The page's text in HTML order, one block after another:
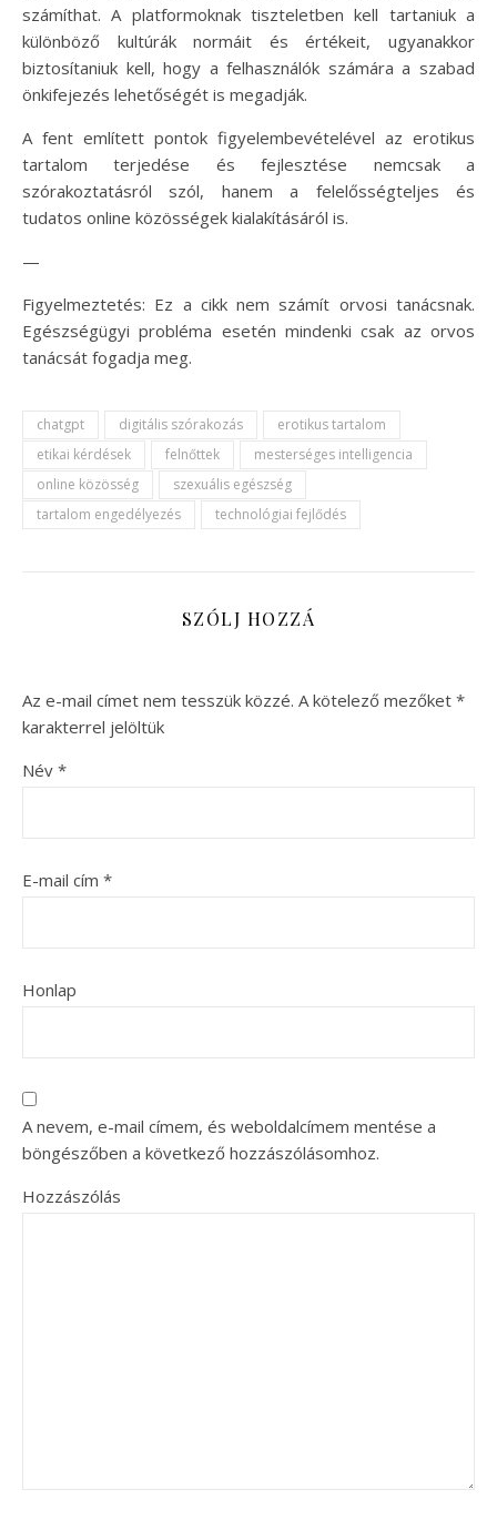
számíthat. A platformoknak tiszteletben kell tartaniuk a
különböző kultúrák normáit és értékeit, ugyanakkor
biztosítaniuk kell, hogy a felhasználók számára a szabad
önkifejezés lehetőségét is megadják.
A fent említett pontok figyelembevételével az erotikus
tartalom terjedése és fejlesztése nemcsak a
szórakoztatásról szól, hanem a felelősségteljes és
tudatos online közösségek kialakításáról is.
—
Figyelmeztetés: Ez a cikk nem számít orvosi tanácsnak.
Egészségügyi probléma esetén mindenki csak az orvos
tanácsát fogadja meg.
chatgpt digitális szórakozás
erotikus tartalom
etikai kérdések
felnőttek
mesterséges intelligencia
online közösség
szexuális egészség
tartalom engedélyezés
technológiai fejlődés
SZÓLJ HOZZÁ
Az e-mail címet nem tesszük közzé. A kötelező mezőket *
karakterrel jelöltük
Név *
E-mail cím *
Honlap
A nevem, e-mail címem, és weboldalcímem mentése a
böngészőben a következő hozzászólásomhoz.
Hozzászólás